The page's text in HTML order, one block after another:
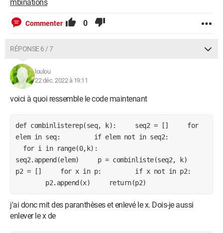
mbinations
Commenter 0
RÉPONSE 6 / 7
loulou
22 déc. 2022 à 19:11
voici à quoi ressemble le code maintenant
def combinlisterep(seq, k): seq2 = [] for
elem in seq: if elem not in seq2:
for i in range(0,k):
seq2.append(elem) p = combinliste(seq2, k)
p2 = [] for x in p: if x not in p2:
p2.append(x) return(p2)
j'ai donc mit des paranthèses et enlevé le x. Dois-je aussi
enlever le x de